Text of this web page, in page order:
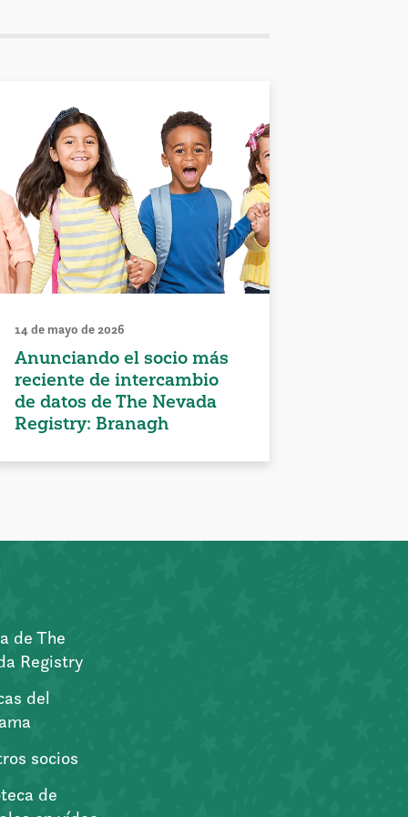
14 de mayo de 2026
Anunciando el socio más
reciente de intercambio
de datos de The Nevada
Registry: Branagh
de The
Registry
del
socios
de